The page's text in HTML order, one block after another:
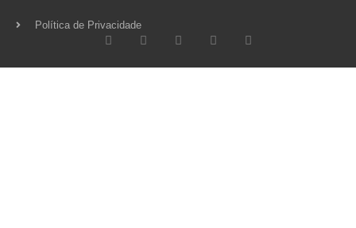
Política de Privacidade